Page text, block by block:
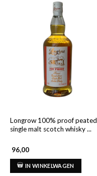
Longrow 100% proof peated
single malt scotch whisky ...
96,00
IN WINKELWAGEN